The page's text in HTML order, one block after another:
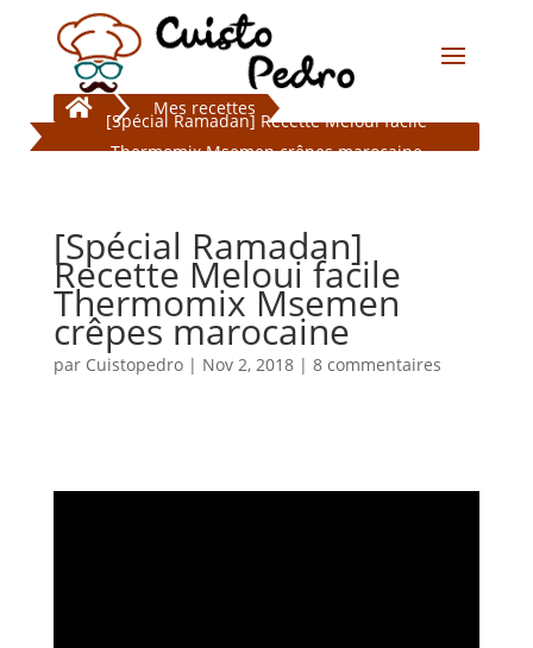
 Mes recettes
[Spécial Ramadan] Recette Meloui facile
Thermomix Msemen crêpes marocaine
[Spécial Ramadan]
Recette Meloui facile
Thermomix Msemen
crêpes marocaine
par Cuistopedro| Nov 2, 2018| 8 commentaires